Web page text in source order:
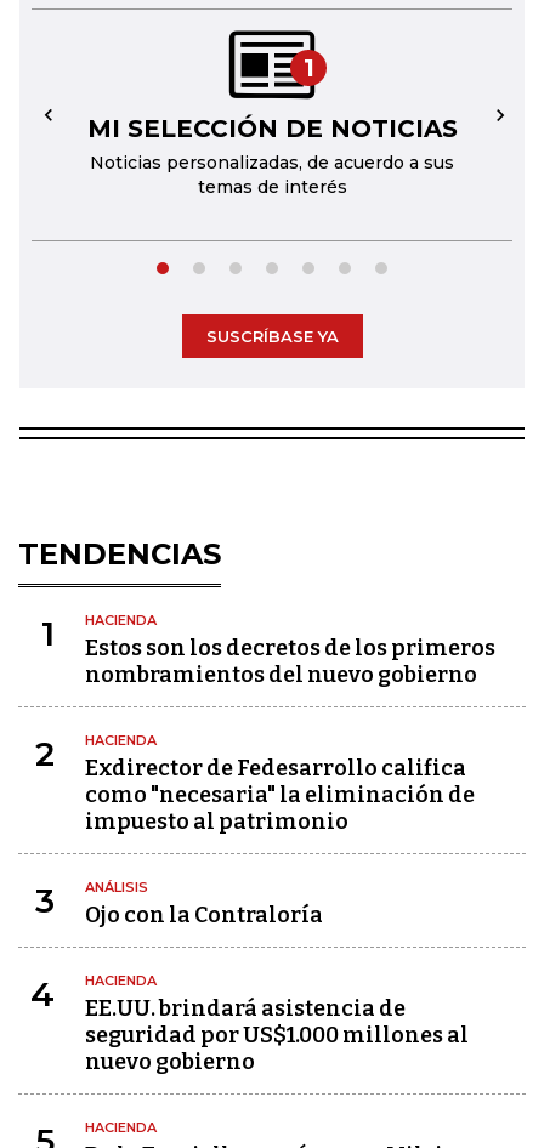
1
MI SELECCIÓN DE NOTICIAS
Noticias personalizadas, de acuerdo a sus
temas de interés
← →
SUSCRÍBASE YA
TENDENCIAS
1 HACIENDA
Estos son los decretos de los primeros
nombramientos del nuevo gobierno
2 HACIENDA
Exdirector de Fedesarrollo califica
como "necesaria" la eliminación de
impuesto al patrimonio
3 ANÁLISIS
Ojo con la Contraloría
4 HACIENDA
EE.UU. brindará asistencia de
seguridad por US$1.000 millones al
nuevo gobierno
HACIENDA